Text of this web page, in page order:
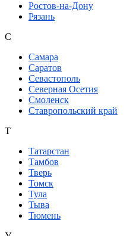
Ростов-на-Дону
Рязань
С
Самара
Саратов
Севастополь
Северная Осетия
Смоленск
Ставропольский край
Т
Татарстан
Тамбов
Тверь
Томск
Тула
Тыва
Тюмень